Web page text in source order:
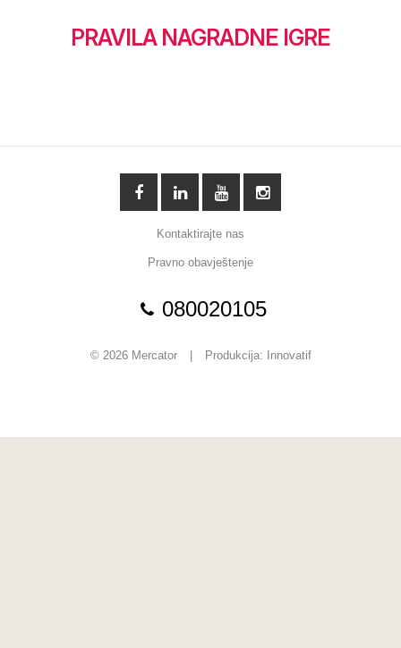
PRAVILA NAGRADNE IGRE
Kontaktirajte nas
Pravno obavještenje
080020105
© 2026 Mercator | Produkcija: Innovatif